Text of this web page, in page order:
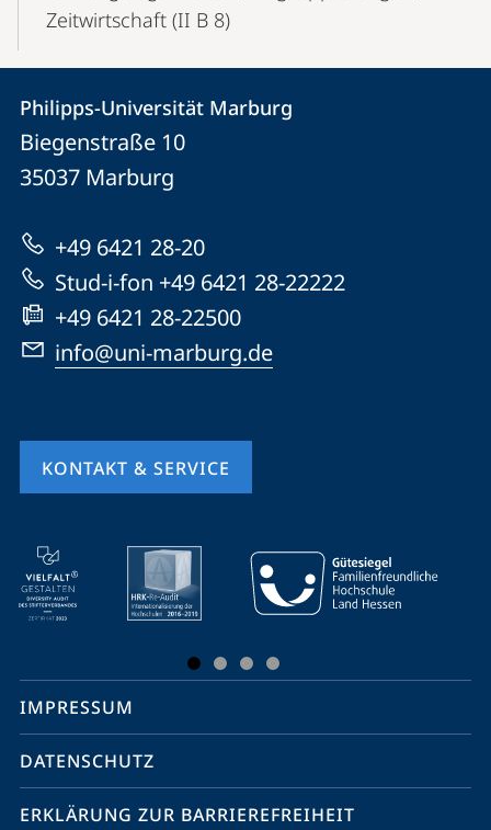
Zeitwirtschaft (II B 8)
Kontakt
und
Informationen
zur
Website
Kontaktinformationen
Philipps-
Universität
Philipps-Universität Marburg
Biegenstraße 10
35037 Marburg
+49 6421 28-20
Stud-i-fon +49 6421 28-22222
+49 6421 28-22500
info@uni-marburg.de
KONTAKT & SERVICE
Mobile-
Service-
Navigation
Social
Media
Kontakte
IMPRESSUM
DATENSCHUTZ
ERKLÄRUNG ZUR BARRIEREFREIHEIT